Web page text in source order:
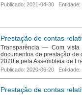
Publicado: 2021-04-30
Prestação de contas
Transparência — Com vista
documentos de prestação
2020 e pela Assembleia de
Publicado: 2020-06-20
Prestação de contas